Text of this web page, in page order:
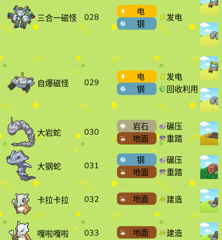
三合一磁怪 028
电
钢
发电
自爆磁怪 029
电
钢
发电
回收利用
大岩蛇 030
岩石
地面
碾压
重踏
大钢蛇 031
钢
地面
碾压
重踏
卡拉卡拉 032 地面 建造
嘎啦嘎啦 033 地面 建造